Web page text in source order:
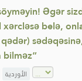
Əgər
xərcləsə belə,
bilməz”
الأوردية